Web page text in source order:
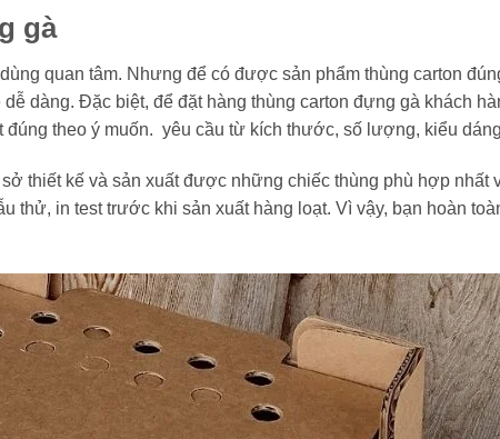
gà
quan tâm. Nhưng để có được sản phẩm thùng carton
dàng. Đặc biệt, để đặt hàng thùng carton đựng gà khách
theo ý muốn. yêu cầu từ kích thước, số lượng, kiểu
thiết kế và sản xuất được những chiếc thùng phù hợp nhất
thử, in test trước khi sản xuất hàng loạt. Vì vậy, bạn hoàn